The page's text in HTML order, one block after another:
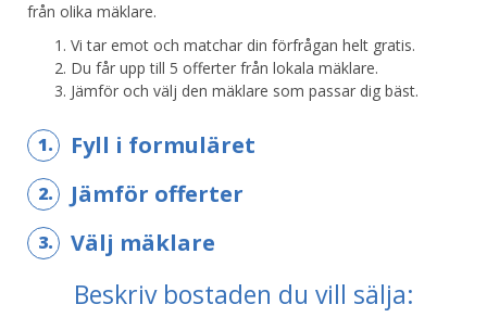
från olika mäklare.
Vi tar emot och matchar din förfrågan helt gratis.
Du får upp till 5 offerter från lokala mäklare.
Jämför och välj den mäklare som passar dig bäst.
1. Fyll i formuläret
2. Jämför offerter
3. Välj mäklare
Beskriv bostaden du vill sälja: